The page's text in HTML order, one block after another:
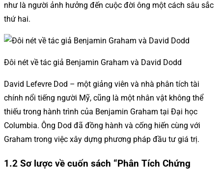
như là người ảnh hưởng đến cuộc đời ông một cách sâu sắc
thứ hai.
Đôi nét về tác giả Benjamin Graham và David Dodd
David Lefevre Dod – một giảng viên và nhà phân tích tài
chính nổi tiếng người Mỹ, cũng là một nhân vật không thể
thiếu trong hành trình của Benjamin Graham tại Đại học
Columbia. Ông Dod đã đồng hành và cống hiến cùng với
Graham trong việc xây dựng phương pháp đầu tư giá trị.
1.2 Sơ lược về cuốn sách “Phân Tích Chứng